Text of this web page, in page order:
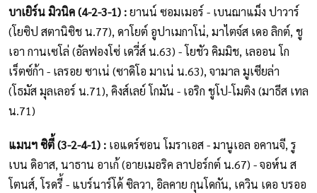
บาเยิร์น มิวนิค (4-2-3-1) :ยานน์ ซอมเมอร์ - เบนฌาแม็ง ปาวาร์
(โยซิป สตานิซิช น.77), ดาโยต์ อูปาเมกาโน่, มาไตจ์ส เดอ ลิกต์, ชู
เอา กานเซโล่ (อัลฟองโซ่ เดวี่ส์ น.63) - โยชัว คิมมิช, เลออน โก
เร็ตซ์ก้า - เลรอย ซาเน่ (ซาดิโอ มาเน่ น.63), จามาล มูเซียล่า
(โธมัส มุลเลอร์ น.71), คิงส์เลย์ โกมัน - เอริก ชูโป-โมติง (มาธีส เทล
น.71)
แมนฯ ซิตี้ (3-2-4-1) : เอแดร์ซอน โมราเอส - มานูเอล อคานจี, รู
เบน ดิอาส, นาธาน อาเก้ (อายเมอริค ลาปอร์กต์ น.67) - จอห์น ส
โตนส์, โรดรี้ - แบร์นาร์โด้ ซิลวา, อิลคาย กุนโดกัน, เควิน เดอ บรออ